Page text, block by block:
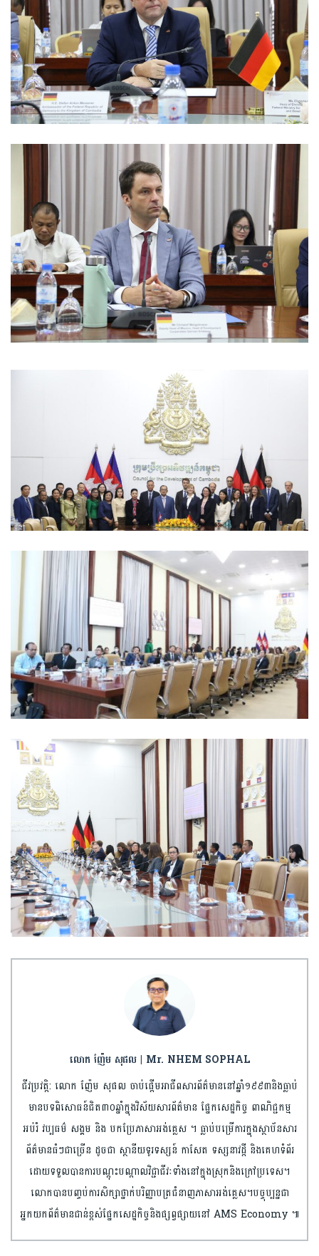
លោក ញ៉ែម សុផល | Mr. NHEM SOPHAL
ជីវប្រវត្តិ: លោក ញ៉ែម សុផល ចាប់ផ្តើមអាជីពសារព័ត៌មាននៅឆ្នាំ១៩៩៣និងធ្លាប់
មានបទពិសោធន៍ជិត៣០ឆ្នាំក្នុងវិស័យសារព័ត៌មាន ផ្នែកសេដ្ឋកិច្ច ពាណិជ្ជកម្ម
អប់រំ វប្បធម៌ សង្គម និង បកប្រែភាសាអង់គ្លេស ។ ធ្លាប់បម្រើការក្នុងស្ថាប័នសារ
ព័ត៌មានធំៗជាច្រើន ដូចជា ស្ថានីយទូរទស្សន៍ កាសែត ទស្សនាវដ្តី និងគេហទំព័រ
ដោយទទួលបានការបណ្តុះបណ្តាលវិជ្ជាជីវៈទាំងនៅក្នុងស្រុកនិងក្រៅប្រទេស។
លោកបានបញ្ចប់ការសិក្សាថ្នាក់បរិញ្ញាបត្រជំនាញភាសាអង់គ្លេស។បច្ចុប្បន្នជា
អ្នកយកព័ត៌មានជាន់ខ្ពស់ផ្នែកសេដ្ឋកិច្ចនិង​ផ្សព្វផ្សាយនៅ AMS Economy ៕